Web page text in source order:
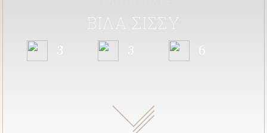
Blog
E. info@sando.villas
ΒΙΛΑ ΣΙΣΣΥ
3 3 6